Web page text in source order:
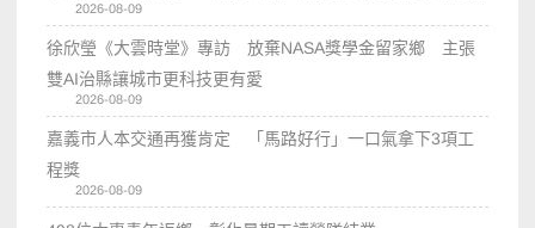
2026-08-09
徐欣瑩《大雲時堂》專訪 放棄NASA獎學金留家鄉 主張
雙AI治縣讓城市更科技更有愛
2026-08-09
嘉義市人本交通再獲肯定 「馬路好行」一口氣拿下3項工
程獎
2026-08-09